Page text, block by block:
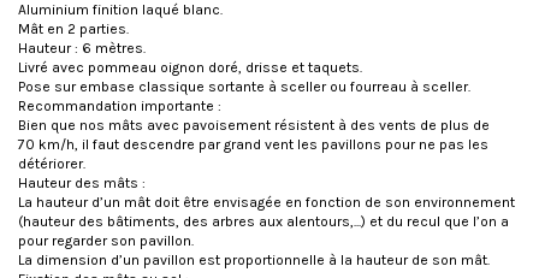
Aluminium finition laqué blanc.
Mât en 2 parties.
Hauteur : 6 mètres.
Livré avec pommeau oignon doré, drisse et taquets.
Pose sur embase classique sortante à sceller ou fourreau à sceller.
Recommandation importante :
Bien que nos mâts avec pavoisement résistent à des vents de plus de
70 km/h, il faut descendre par grand vent les pavillons pour ne pas les
détériorer.
Hauteur des mâts :
La hauteur d’un mât doit être envisagée en fonction de son environnement
(hauteur des bâtiments, des arbres aux alentours,...) et du recul que l’on a
pour regarder son pavillon.
La dimension d’un pavillon est proportionnelle à la hauteur de son mât.